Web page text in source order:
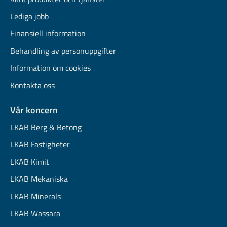
Lediga jobb
Finansiell information
Behandling av personuppgifter
Information om cookies
Kontakta oss
Vår koncern
LKAB Berg & Betong
LKAB Fastigheter
LKAB Kimit
LKAB Mekaniska
LKAB Minerals
LKAB Wassara